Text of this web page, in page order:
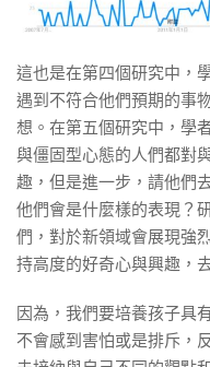
這也是在第四個研究中，
遇到不符合他們預期的事
想。在第五個研究中，學
與僵固型心態的人們都對
趣，但是進一步，請他們
他們會是什麼樣的表現？
們，對於新領域會展現強
持高度的好奇心與興趣，
因為，我們要培養孩子具
不會感到害怕或是排斥，